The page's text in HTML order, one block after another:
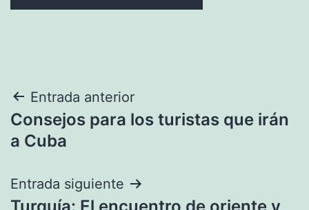
Navegación
de
Entrada anterior
Consejos para los turistas que irán
a Cuba
Entrada siguiente
Turquía: El encuentro de oriente y